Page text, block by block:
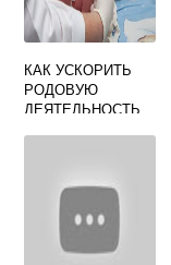
КАК УСКОРИТЬ
РОДОВУЮ
ДЕЯТЕЛЬНОСТЬ
ПОВТОРНОРОДЯ